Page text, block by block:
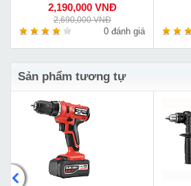
2,190,000 VNĐ
2,690,000 VNĐ
0 đánh giá
Sản phẩm tương tự